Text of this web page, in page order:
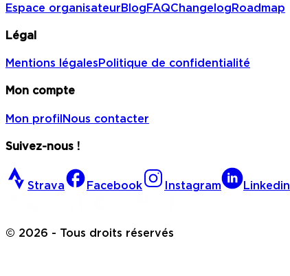
Espace organisateurBlogFAQChangelogRoadmap
Légal
Mentions légalesPolitique de confidentialité
Mon compte
Mon profilNous contacter
Suivez-nous !
Strava Facebook Instagram Linkedin
© 2026 - Tous droits réservés